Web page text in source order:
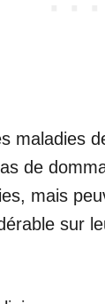
maladies
de
mais
sur